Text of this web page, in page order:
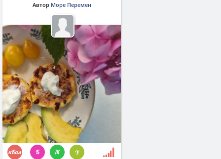
Автор Море Перемен